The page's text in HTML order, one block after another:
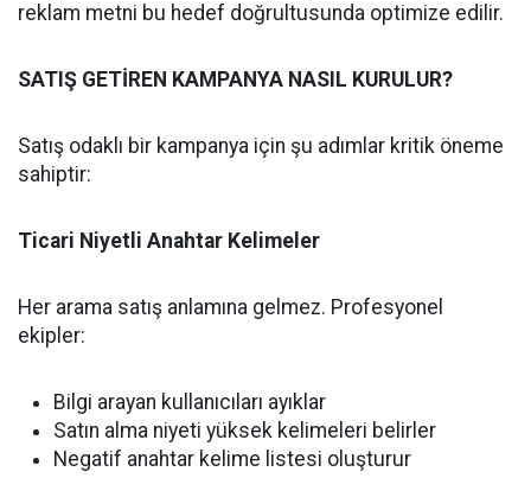
reklam metni bu hedef doğrultusunda optimize edilir.
SATIŞ GETİREN KAMPANYA NASIL KURULUR?
Satış odaklı bir kampanya için şu adımlar kritik öneme
sahiptir:
Ticari Niyetli Anahtar Kelimeler
Her arama satış anlamına gelmez. Profesyonel
ekipler:
Bilgi arayan kullanıcıları ayıklar
Satın alma niyeti yüksek kelimeleri belirler
Negatif anahtar kelime listesi oluşturur